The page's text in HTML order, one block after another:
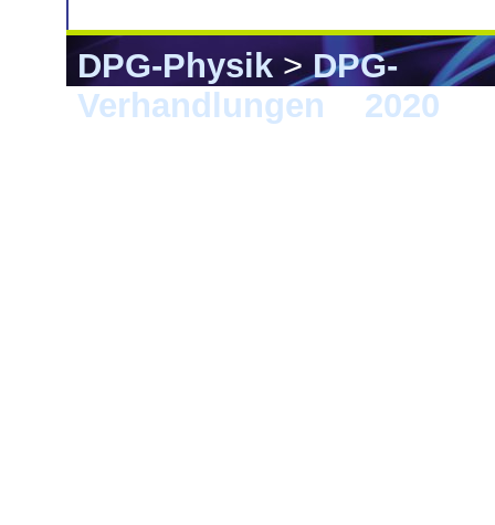
DPG-Physik>DPG-
Verhandlungen
2020